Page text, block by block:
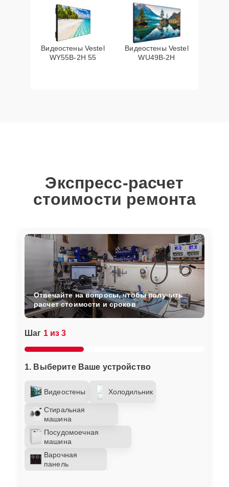
Видеостены Vestel
WY55B-2H 55
Видеостены Vestel
WU49B-2H
Экспресс-расчет
стоимости ремонта
Шаг 1 из 3
1. Выберите Ваше устройство
Видеостены Холодильник
Стиральная
машина
Посудомоечная
машина
Варочная
панель
Отвечайте на вопросы, чтобы получить
расчет стоимости и сроков